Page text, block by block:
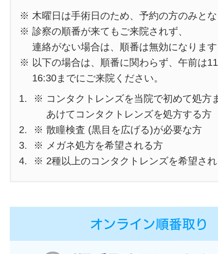
※ 木曜日は手術日のため、予約の方のみと
※ 診察の順番が来てもご来院されず、
連絡がない場合は、順番は無効になりま
※ 以下の場合は、順番に関わらず、午前は
16:30までにご来院ください。
※ コンタクトレンズを当院で初めて処方
あけてコンタクトレンズを処方する方
※ 散瞳検査 (黒目を広げる)が必要な方
※ メガネ処方を希望される方
※ 2種以上のコンタクトレンズを希望さ